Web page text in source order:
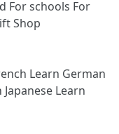
For schools For
Shop
Learn German
Japanese Learn